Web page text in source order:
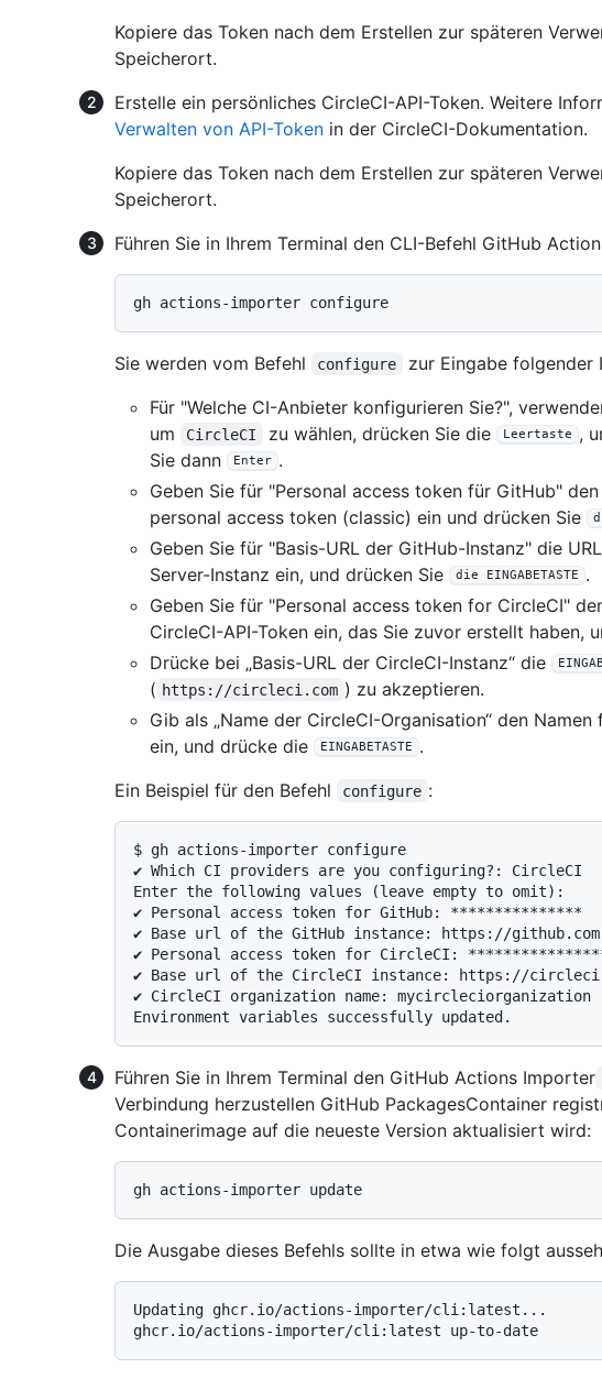
Kopiere das Token nach dem Erstellen zur späteren
Speicherort.
Erstelle ein persönliches CircleCI-API-Token. Weitere
Verwalten von API-Token in der CircleCI-Dokumentation.
Kopiere das Token nach dem Erstellen zur späteren
Speicherort.
Führen Sie in Ihrem Terminal den CLI-Befehl GitHub
Sie werden vom Befehl configure
zur Eingabe
Für "Welche CI-Anbieter konfigurieren Sie?",
um
CircleCI zu wählen, drücken Sie die Leertaste
,
Sie dann
Enter .
Geben Sie für "Personal access token für GitHub"
personal access token (classic) ein und drücken Sie
Geben Sie für "Basis-URL der GitHub-Instanz" die
Server-Instanz ein, und drücken Sie
die EINGABETASTE
.
Geben Sie für "Personal access token for CircleCI"
CircleCI-API-Token ein, das Sie zuvor erstellt haben,
Drücke bei „Basis-URL der CircleCI-Instanz“ die
( https://circleci.com ) zu akzeptieren.
Gib als „Name der CircleCI-Organisation“ den
ein, und drücke die
EINGABETASTE
.
Ein Beispiel für den Befehl
configure :
$ gh actions-importer configure
✔ Which CI providers are you configuring?: CircleCI
Enter the following values (leave empty to omit):
✔ Personal access token for GitHub: ***************
✔ Base url of the GitHub instance: https://github.com
✔ Personal access token for CircleCI:
✔ Base url of the CircleCI instance: https://
✔ CircleCI organization name: mycircleciorganization
Führen Sie in Ihrem Terminal den GitHub Actions Importer
Verbindung herzustellen GitHub PackagesContainer
Containerimage auf die neueste Version aktualisiert wird:
Die Ausgabe dieses Befehls sollte in etwa wie folgt
Updating ghcr.io/actions-importer/cli:latest...